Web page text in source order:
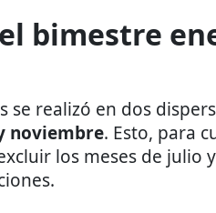
bimestre
se realizó en dos
noviembre. Esto, para
los meses de julio